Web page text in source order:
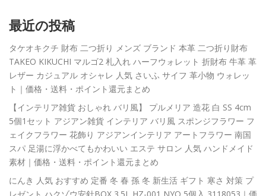
最近の投稿
タケオキクチ 財布 二つ折り メンズ ブランド 本革 二つ折り財布
TAKEO KIKUCHI マルゴ2 札入れ ハーフウォレット 折財布 牛革 革
レザー カジュアル オシャレ 人気 さいふ サイフ 革小物 ウォレッ
ト｜価格・送料・ポイント還元まとめ
【インテリア雑貨 おしゃれ バリ風】 プルメリア 造花 白 SS 4cm
5個1セット アジアン雑貨 インテリア バリ風 スポンジフラワー フ
ェイクフラワー 花飾り アジアンインテリア アートフラワー 南国
スパ 足湯に浮かべてもかわいい エステ サロン 人気 ハンドメイド
素材｜価格・送料・ポイント還元まとめ
にんき 人気 おすすめ 定番 冬 春 孫 冬 新生活 ギフト 寒さ 対策 プ